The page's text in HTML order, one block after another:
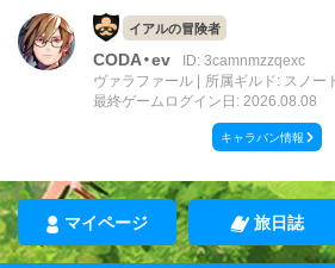
イアルの冒険者
CODA・ev
ID: 3camnmzzqexc
ヴァラファール
所属ギルド: スノー
最終ゲームログイン日: 2026.08.08
キャラバン情報
マイページ 旅日誌